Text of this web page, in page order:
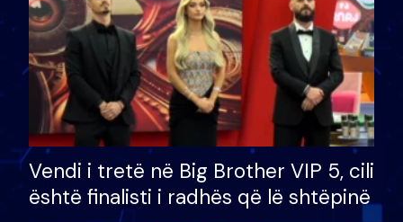
Vendi i tretë në Big Brother VIP 5, cili
është finalisti i radhës që lë shtëpinë